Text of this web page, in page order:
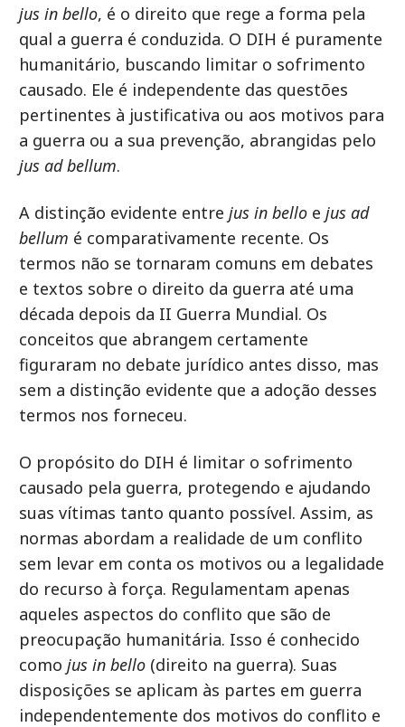
jus in bello, é o direito que rege a forma pela
qual a guerra é conduzida. O DIH é puramente
humanitário, buscando limitar o sofrimento
causado. Ele é independente das questões
pertinentes à justificativa ou aos motivos para
a guerra ou a sua prevenção, abrangidas pelo
jus ad bellum.
A distinção evidente entre jus in bello e jus ad
bellum é comparativamente recente. Os
termos não se tornaram comuns em debates
e textos sobre o direito da guerra até uma
década depois da II Guerra Mundial. Os
conceitos que abrangem certamente
figuraram no debate jurídico antes disso, mas
sem a distinção evidente que a adoção desses
termos nos forneceu.
O propósito do DIH é limitar o sofrimento
causado pela guerra, protegendo e ajudando
suas vítimas tanto quanto possível. Assim, as
normas abordam a realidade de um conflito
sem levar em conta os motivos ou a legalidade
do recurso à força. Regulamentam apenas
aqueles aspectos do conflito que são de
preocupação humanitária. Isso é conhecido
como jus in bello (direito na guerra). Suas
disposições se aplicam às partes em guerra
independentemente dos motivos do conflito e